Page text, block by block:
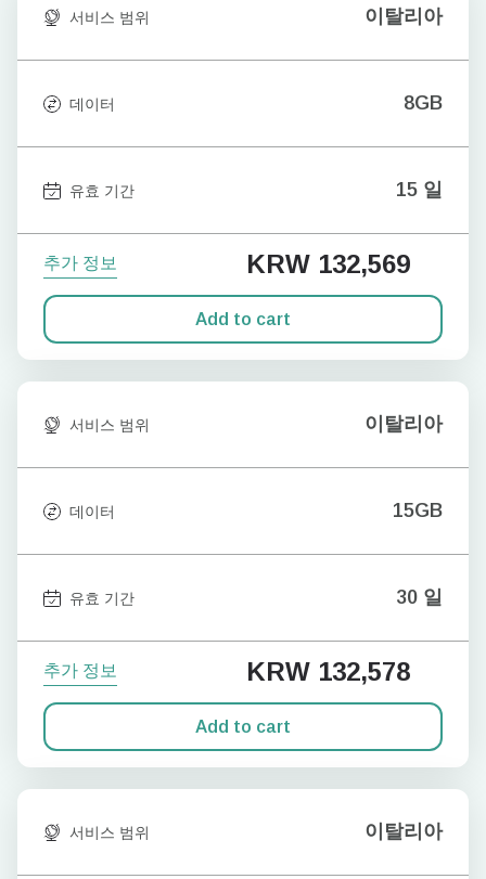
서비스 범위 이탈리아
데이터 8GB
유효 기간 15 일
추가 정보 KRW 132,569
Add to cart
서비스 범위 이탈리아
데이터 15GB
유효 기간 30 일
추가 정보 KRW 132,578
Add to cart
서비스 범위 이탈리아